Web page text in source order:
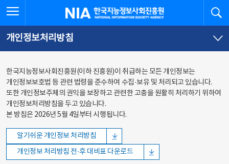
바로가기
바로가기
한국지능정보사회진흥원
개인정보처리방침
한국지능정보사회진흥원(이하 진흥원)이 취급하는 모든 개인정보는
개인정보보호법 등 관련 법령을 준수하여 수집·보유 및 처리되고 있습니다.
또한 개인정보주체의 권익을 보장하고 관련한 고충을 원활히 처리하기 위하여
개인정보처리방침을 두고 있습니다.
본 방침은 2026년 5월 4일부터 시행됩니다.
알기쉬운 개인정보 처리방침
개인정보 처리방침 전·후 대비표 다운로드